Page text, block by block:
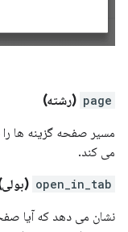
page (رشته)
مسیر صفحه گزینه ها
می کند.
open_in_tab
نشان می دهد که آیا